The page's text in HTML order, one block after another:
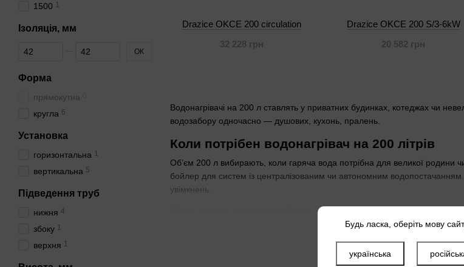
Водонагрівачі на 200 л ставлять у приватних будинках, котеджах чи
водозабору одночасно — душових, кухонь, пралень.
Коли потрібен водонагрівач на 200 літрів
Об’єм 200 л вибирають, коли гаряча вода потрібна для великої родини
бойлер для систем із централізованим чи автономним
увімкнень.
Для яких систем підходить вертикальна
Вертикальна установка пасує до високих приміщень із вільною стіною.
використовується в коридорах чи технічних кімнатах, де висота
Drazice OKCE 200 circulation
32 228 грн
Drazice OKCE 200 S/3-6kW
20 582 грн
1500 1
Ізоляція, мм
Від Ізоляція, мм
До Ізоляція, мм ОК
Форма
прямокутна
кругла 6
Установка
горизонтальна 1
вертикальна 5
Підведення труб
нижня 4
збоку 1
верхня 1
Будь ласка, оберіть мову
українська